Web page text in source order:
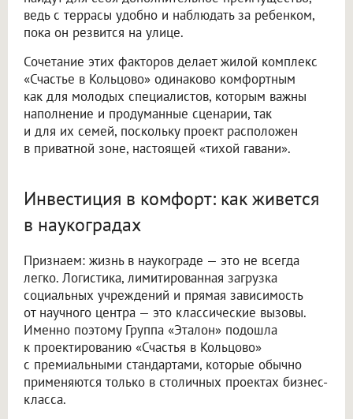
ведь с террасы удобно и наблюдать за ребенком,
пока он резвится на улице.
Сочетание этих факторов делает жилой комплекс
«Счастье в Кольцово» одинаково комфортным
как для молодых специалистов, которым важны
наполнение и продуманные сценарии, так
и для их семей, поскольку проект расположен
в приватной зоне, настоящей «тихой гавани».
Инвестиция в комфорт: как живется
в наукоградах
Признаем: жизнь в наукограде — это не всегда
легко. Логистика, лимитированная загрузка
социальных учреждений и прямая зависимость
от научного центра — это классические вызовы.
Именно поэтому Группа «Эталон» подошла
к проектированию «Счастья в Кольцово»
с премиальными стандартами, которые обычно
применяются только в столичных проектах бизнес-
класса.